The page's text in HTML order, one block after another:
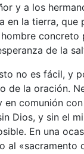
y a los
en la tierra, que
concreto
de la
no es fácil, y
de la oración.
comunión
Dios, y sin el
En una
al «sacramento